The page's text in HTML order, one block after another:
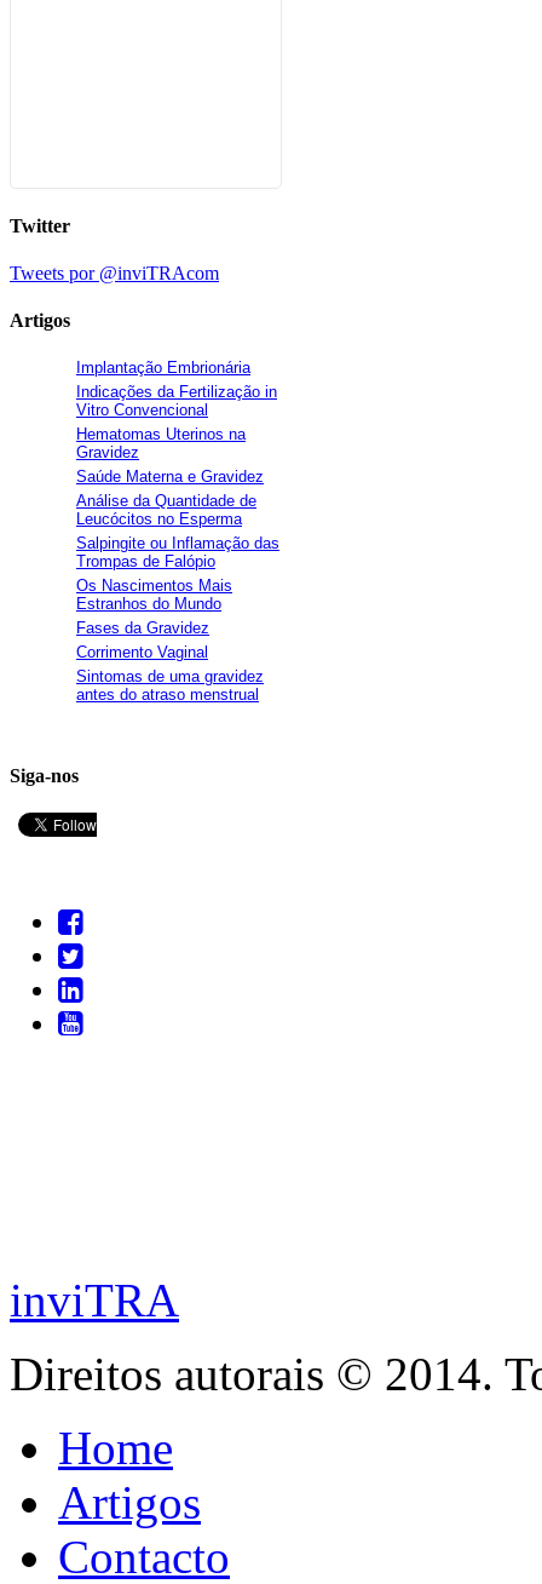
Twitter
Tweets por @inviTRAcom
Artigos
Implantação Embrionária
Indicações da Fertilização in
Vitro Convencional
Hematomas Uterinos na
Gravidez
Saúde Materna e Gravidez
Análise da Quantidade de
Leucócitos no Esperma
Salpingite ou Inflamação das
Trompas de Falópio
Os Nascimentos Mais
Estranhos do Mundo
Fases da Gravidez
Corrimento Vaginal
Sintomas de uma gravidez
antes do atraso menstrual
Siga-nos
inviTRA
Direitos autorais © 2014.
Home
Artigos
Contacto